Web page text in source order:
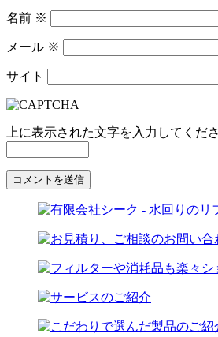
ン
名前 ※
メール ※
サイト
上に表示された文字を入力してくださ